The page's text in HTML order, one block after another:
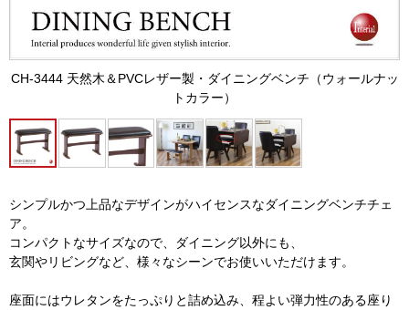
CH-3444 天然木＆PVCレザー製・ダイニングベンチ（ウォールナッ
トカラー）
シンプルかつ上品なデザインがハイセンスなダイニングベンチチェ
ア。
コンパクトなサイズなので、ダイニング以外にも、
玄関やリビングなど、様々なシーンでお使いいただけます。
座面にはウレタンをたっぷりと詰め込み、程よい弾力性のある座り